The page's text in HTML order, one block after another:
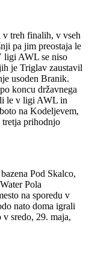
treh finalih, v vseh
pa jim preostaja le
ligi AWL se niso
je Triglav zaustavil
usoden Branik.
koncu državnega
le v ligi AWL in
na Kodeljevem,
prihodnjo
Pod Skalco,
Pola
na sporedu v
nato doma igrali
sredo, 29. maja,